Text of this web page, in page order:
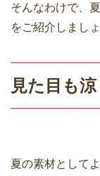
そんなわけで、
をご紹介しまし
見た目も涼
夏の素材として